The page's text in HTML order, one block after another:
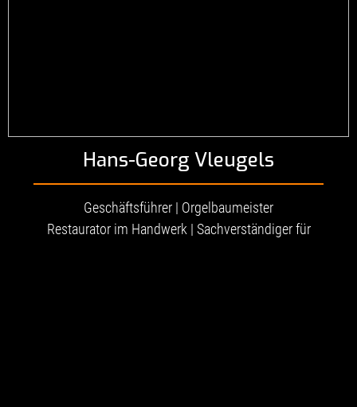
Hans-Georg Vleugels
Geschäftsführer | Orgelbaumeister
Restaurator im Handwerk | Sachverständiger für